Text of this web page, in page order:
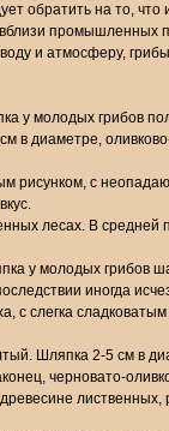
обратить на то, что
промышленных
и атмосферу,
у молодых грибов
в диаметре,
рисунком, с
лесах. В средней
у молодых грибов
иногда
с слегка
Шляпка 2-5 см в
черновато-
древесине